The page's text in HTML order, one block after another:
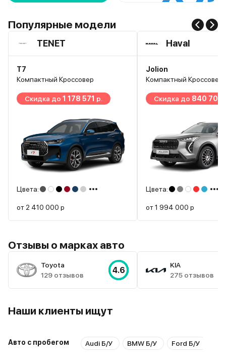
Популярные модели
TENET
T7
Компактный Кроссовер
Скидка до 1 178 571 р.
Цвета:
от 2 410 000 р
Haval
Jolion
Компактный Кроссовер
Скидка до 840 700
Цвета:
от1 994 000 р
Отзывы о марках авто
Toyota
129 отзывов
4.6
KIA
275 отзывов
Наши клиенты ищут
Авто с пробегом Audi Б/У BMW Б/У Ford Б/У